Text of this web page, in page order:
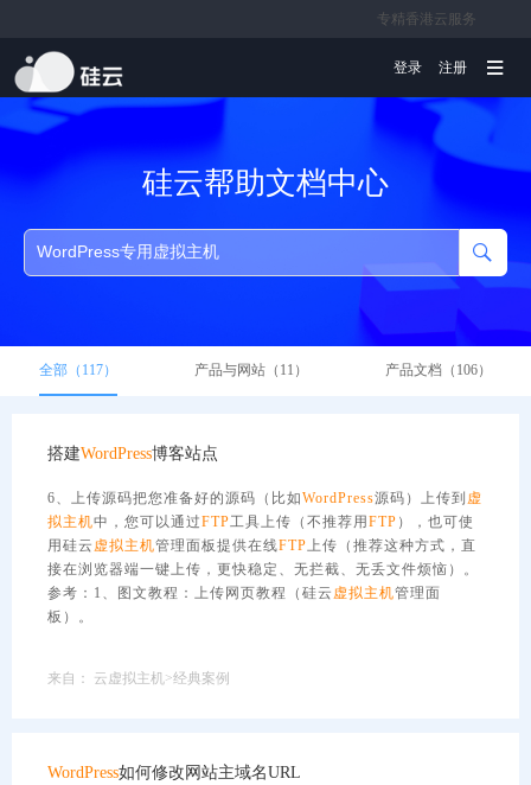
专精香港云服务
文档
登录 注册
硅云帮助文档中心
全部（117） 产品与网站（11） 产品文档（106）
搭建WordPress博客站点
6、上传源码把您准备好的源码（比如WordPress源码）上传到 虚
拟主机中，您可以通过FTP工具上传（不推荐用 FTP ），也可使
用硅云 虚拟主机管理面板提供在线FTP上传（推荐这种方式，直
接在浏览器端一键上传，更快稳定、无拦截、无丢文件烦恼）。
参考：1、图文教程：上传网页教程（硅云 虚拟主机管理面
板）。
来自： 云虚拟主机>经典案例
WordPress如何修改网站主域名URL